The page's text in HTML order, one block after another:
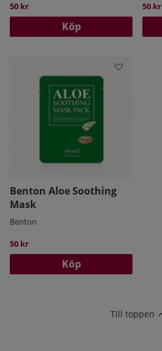
50 kr
Köp
50 kr
Benton Aloe Soothing
Mask
Benton
50 kr
Köp
Till toppen